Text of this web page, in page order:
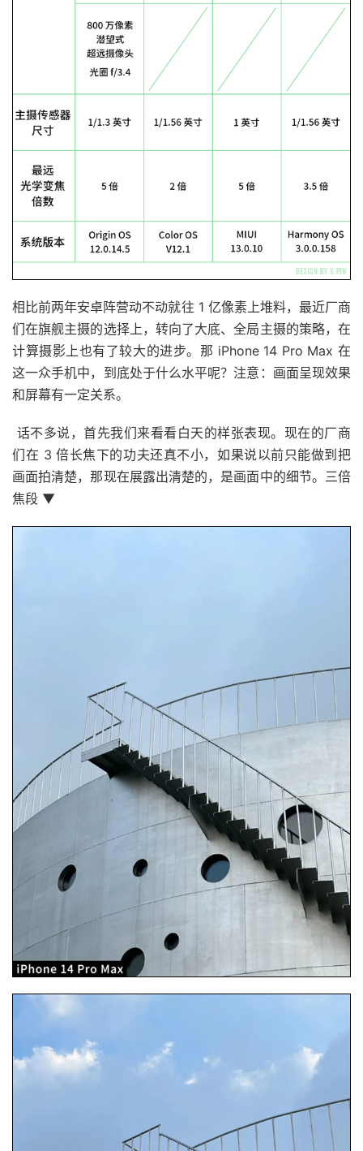
相比前两年安卓阵营动不动就往 1 亿像素上堆料，最近厂商
们在旗舰主摄的选择上，转向了大底、全局主摄的策略，在
计算摄影上也有了较大的进步。那 iPhone 14 Pro Max 在
这一众手机中，到底处于什么水平呢？注意：画面呈现效果
和屏幕有一定关系。
话不多说，首先我们来看看白天的样张表现。现在的厂商
们在 3 倍长焦下的功夫还真不小，如果说以前只能做到把
画面拍清楚，那现在展露出清楚的，是画面中的细节。三倍
焦段 ▼